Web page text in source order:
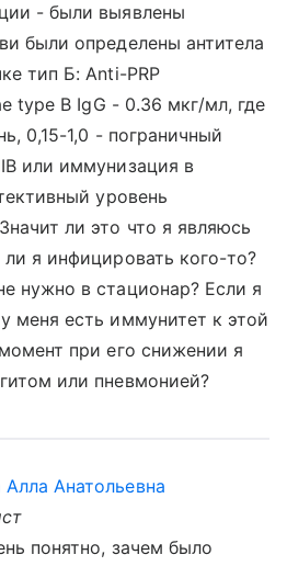
- были выявлены
были определены антитела
тип Б: Anti-PRP
type B IgG - 0.36 мкг/мл, где
0,15-1,0 - пограничный
или иммунизация в
уровень
ли это что я являюсь
я инфицировать кого-то?
нужно в стационар? Если я
меня есть иммунитет к этой
при его снижении я
или пневмонией?
Анатольевна
понятно, зачем было